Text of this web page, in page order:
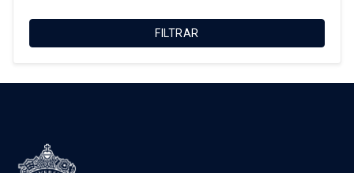
Christian Matus Madrid
José Rosas Vera
FILTRAR